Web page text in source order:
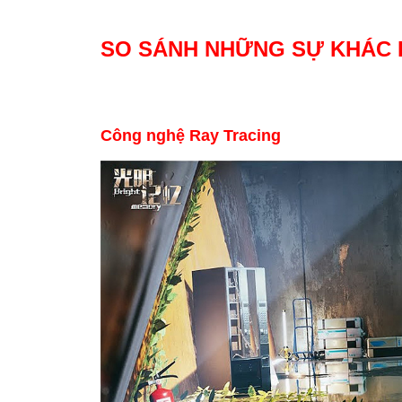
SO SÁNH NHỮNG SỰ KHÁC
Công nghệ Ray Tracing